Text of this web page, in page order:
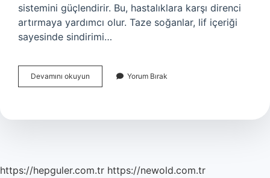
sistemini güçlendirir. Bu, hastalıklara karşı direnci
artırmaya yardımcı olur. Taze soğanlar, lif içeriği
sayesinde sindirimi…
Devamını okuyun
Yeşil
Yapar
Yorum Bırak
https://hepguler.com.tr https://newold.com.tr